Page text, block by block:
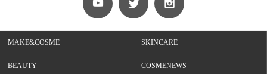
MAKE&COSME SKINCARE
BEAUTY COSMENEWS